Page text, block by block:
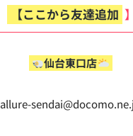
【ここから友達追加 】
仙台東口店
allure-